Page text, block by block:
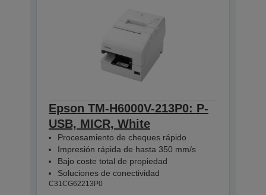
Epson TM-H6000V-213P0: P-
USB, MICR, White
Procesamiento de cheques rápido
Impresión rápida de hasta 350 mm/s
Bajo coste total de propiedad
Soluciones de conectividad
C31CG62213P0